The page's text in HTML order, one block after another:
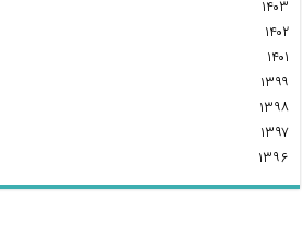
۱۴۰۳
۱۴۰۲
۱۴۰۱
۱۳۹۹
۱۳۹۸
۱۳۹۷
۱۳۹۶